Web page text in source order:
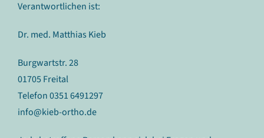
Verantwortlichen ist:
Dr. med. Matthias Kieb
Burgwartstr. 28
01705 Freital
Telefon 0351 6491297
info@kieb-ortho.de